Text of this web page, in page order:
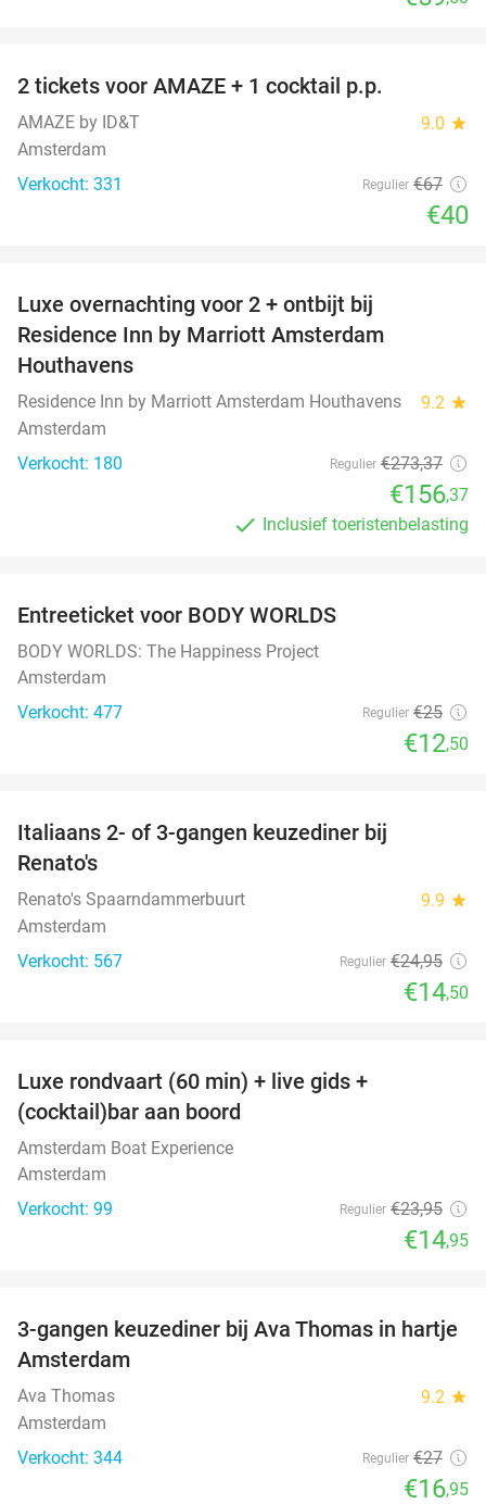
2 tickets voor AMAZE + 1 cocktail p.p.
AMAZE by ID&T 9.0 star
Amsterdam
Verkocht: 331
Regulier €67
€40
Luxe overnachting voor 2 + ontbijt bij
Residence Inn by Marriott Amsterdam
Houthavens
Residence Inn by Marriott Amsterdam Houthavens 9.2 star
Amsterdam
Verkocht: 180
Regulier €273,37
€156,37
Inclusief toeristenbelasting
Entreeticket voor BODY WORLDS
BODY WORLDS: The Happiness Project
Amsterdam
Verkocht: 477
Regulier €25
€12,50
Italiaans 2- of 3-gangen keuzediner bij
Renato's
Renato's Spaarndammerbuurt 9.9 star
Amsterdam
Verkocht: 567
Regulier €24,95
€14,50
Luxe rondvaart (60 min) + live gids +
(cocktail)bar aan boord
Amsterdam Boat Experience
Amsterdam
Verkocht: 99
Regulier €23,95
€14,95
37%
3-gangen keuzediner bij Ava Thomas in hartje
Amsterdam
Ava Thomas 9.2 star
Amsterdam
Verkocht: 344
Regulier €27
€16,95